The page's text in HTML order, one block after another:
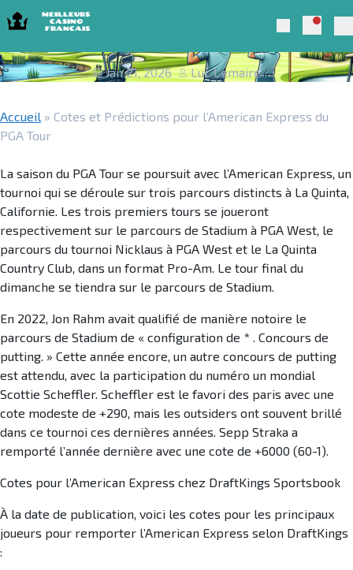
Skip to navigation
Skip to content
Meilleurs Casino Francais 2025
Search
Cotes et Prédictions pour l’American
Express du PGA Tour
Jan 21, 2026 Luc Lemaire
Accueil » Cotes et Prédictions pour l’American Express du
PGA Tour
La saison du PGA Tour se poursuit avec l’American Express, un
tournoi qui se déroule sur trois parcours distincts à La Quinta,
Californie. Les trois premiers tours se joueront
respectivement sur le parcours de Stadium à PGA West, le
parcours du tournoi Nicklaus à PGA West et le La Quinta
Country Club, dans un format Pro-Am. Le tour final du
dimanche se tiendra sur le parcours de Stadium.
En 2022, Jon Rahm avait qualifié de manière notoire le
parcours de Stadium de « configuration de * . Concours de
putting. » Cette année encore, un autre concours de putting
est attendu, avec la participation du numéro un mondial
Scottie Scheffler. Scheffler est le favori des paris avec une
cote modeste de +290, mais les outsiders ont souvent brillé
dans ce tournoi ces dernières années. Sepp Straka a
remporté l’année dernière avec une cote de +6000 (60-1).
Cotes pour l’American Express chez DraftKings Sportsbook
À la date de publication, voici les cotes pour les principaux
joueurs pour remporter l’American Express selon DraftKings
: